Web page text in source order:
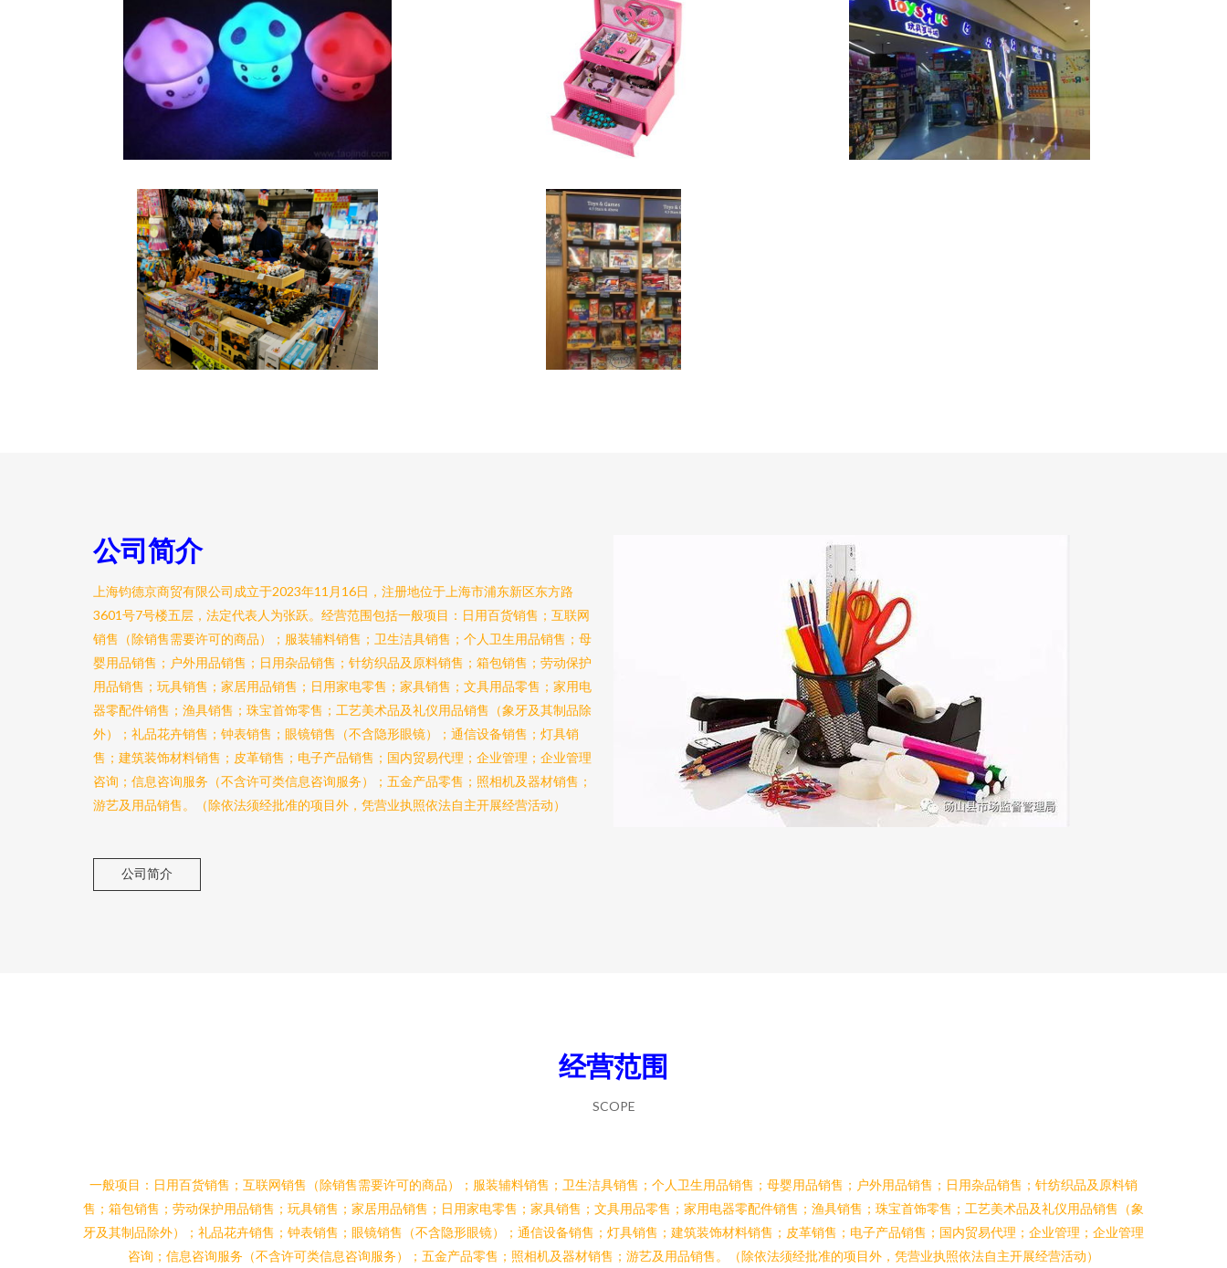
公司简介
上海钧德京商贸有限公司成立于2023年11月16日，注册地位于上海市浦东新区东方路
3601号7号楼五层，法定代表人为张跃。经营范围包括一般项目：日用百货销售；互联网
销售（除销售需要许可的商品）；服装辅料销售；卫生洁具销售；个人卫生用品销售；母
婴用品销售；户外用品销售；日用杂品销售；针纺织品及原料销售；箱包销售；劳动保护
用品销售；玩具销售；家居用品销售；日用家电零售；家具销售；文具用品零售；家用电
器零配件销售；渔具销售；珠宝首饰零售；工艺美术品及礼仪用品销售（象牙及其制品除
外）；礼品花卉销售；钟表销售；眼镜销售（不含隐形眼镜）；通信设备销售；灯具销
售；建筑装饰材料销售；皮革销售；电子产品销售；国内贸易代理；企业管理；企业管理
咨询；信息咨询服务（不含许可类信息咨询服务）；五金产品零售；照相机及器材销售；
游艺及用品销售。（除依法须经批准的项目外，凭营业执照依法自主开展经营活动）
公司简介
经营范围
SCOPE
一般项目：日用百货销售；互联网销售（除销售需要许可的商品）；服装辅料销售；卫生洁具销售；个人卫生用品销售；母婴用品销售；户外用品销售；日用杂品销售；针纺织品及原料销
售；箱包销售；劳动保护用品销售；玩具销售；家居用品销售；日用家电零售；家具销售；文具用品零售；家用电器零配件销售；渔具销售；珠宝首饰零售；工艺美术品及礼仪用品销售（象
牙及其制品除外）；礼品花卉销售；钟表销售；眼镜销售（不含隐形眼镜）；通信设备销售；灯具销售；建筑装饰材料销售；皮革销售；电子产品销售；国内贸易代理；企业管理；企业管理
咨询；信息咨询服务（不含许可类信息咨询服务）；五金产品零售；照相机及器材销售；游艺及用品销售。（除依法须经批准的项目外，凭营业执照依法自主开展经营活动）